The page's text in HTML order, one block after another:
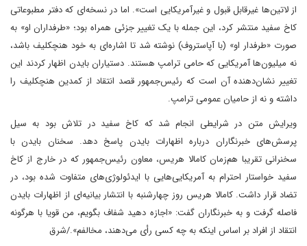
از لاتین‌ها غیرقابل‌ قبول و غیرآمریکایی است». اما در نسخه‌ای که دفتر مطبوعاتی
کاخ سفید منتشر کرد، این جمله با یک تغییر جزئی همراه بود؛ «طرفداران او» به‌
صورت «طرفدار او» (با آپاستروف) نوشته شد تا اشاره‌ای به خود هنچکلیف باشد،
نه میلیون‌ها آمریکایی که حامی ترامپ هستند. دستیاران بایدن اظهار کردند ‌این
تغییر نشان‌دهنده آن است که رئیس‌جمهور قصد انتقاد از کمدین هنچکلیف را
داشته و نه از حامیان عمومی ترامپ.
ویرایش متن در شرایطی انجام شد که کاخ سفید در تلاش بود به سیل
پرسش‌های خبرنگاران درباره اظهارات بایدن پاسخ دهد. سخنان بایدن با
سخنرانی تقریبا هم‌زمان کامالا هریس، معاون رئیس‌جمهور که در خارج از کاخ
سفید خواستار احترام به آمریکایی‌هایی با ایدئولوژی‌های متفاوت شده بود، در
تضاد قرار داشت. کامالا هریس روز چهارشنبه با انتشار بیانیه‌ای از اظهارات بایدن
فاصله گرفت و به خبرنگاران گفت: «اجازه دهید شفاف بگویم، من قویا با هرگونه
انتقاد از افراد بر اساس اینکه به چه کسی رأی می‌دهند، مخالفم»./شرق